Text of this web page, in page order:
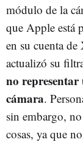
módulo de la
que Apple está
en su cuenta
actualizó su
no
cámara.
sin embargo,
cosas, ya que